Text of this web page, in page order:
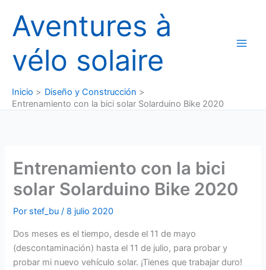
contenido
Aventures à
vélo solaire
Inicio
Diseño y Construcción
Entrenamiento con la bici solar Solarduino Bike 2020
Entrenamiento con la bici
solar Solarduino Bike 2020
Por stef_bu/ 8 julio 2020
Dos meses es el tiempo, desde el 11 de mayo
(descontaminación) hasta el 11 de julio, para probar y
probar mi nuevo vehículo solar. ¡Tienes que trabajar duro!